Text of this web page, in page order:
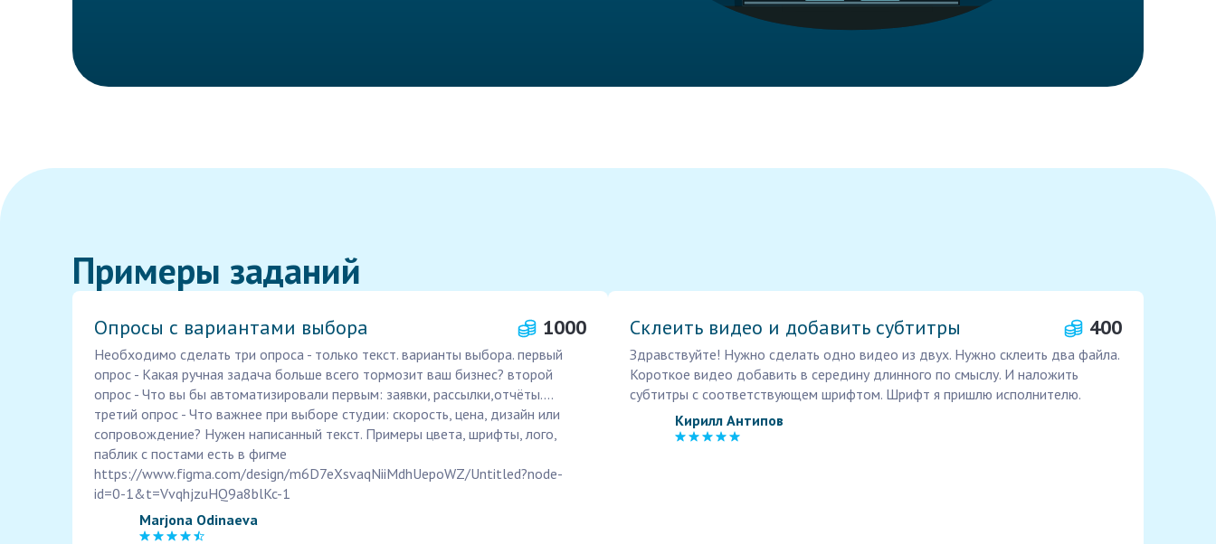
Примеры заданий
Опросы с вариантами выбора 1000
Необходимо сделать три опроса - только текст. варианты выбора. первый
опрос - Какая ручная задача больше всего тормозит ваш бизнес? второй
опрос - Что вы бы автоматизировали первым: заявки, рассылки,отчёты....
третий опрос - Что важнее при выборе студии: скорость, цена, дизайн или
сопровождение? Нужен написанный текст. Примеры цвета, шрифты, лого,
паблик с постами есть в фигме
https://www.figma.com/design/m6D7eXsvaqNiiMdhUepoWZ/Untitled?node-
id=0-1&t=VvqhjzuHQ9a8blKc-1
Marjona Odinaeva
Склеить видео и добавить субтитры 400
Здравствуйте! Нужно сделать одно видео из двух. Нужно склеить два файла.
Короткое видео добавить в середину длинного по смыслу. И наложить
субтитры с соответствующем шрифтом. Шрифт я пришлю исполнителю.
Кирилл Антипов